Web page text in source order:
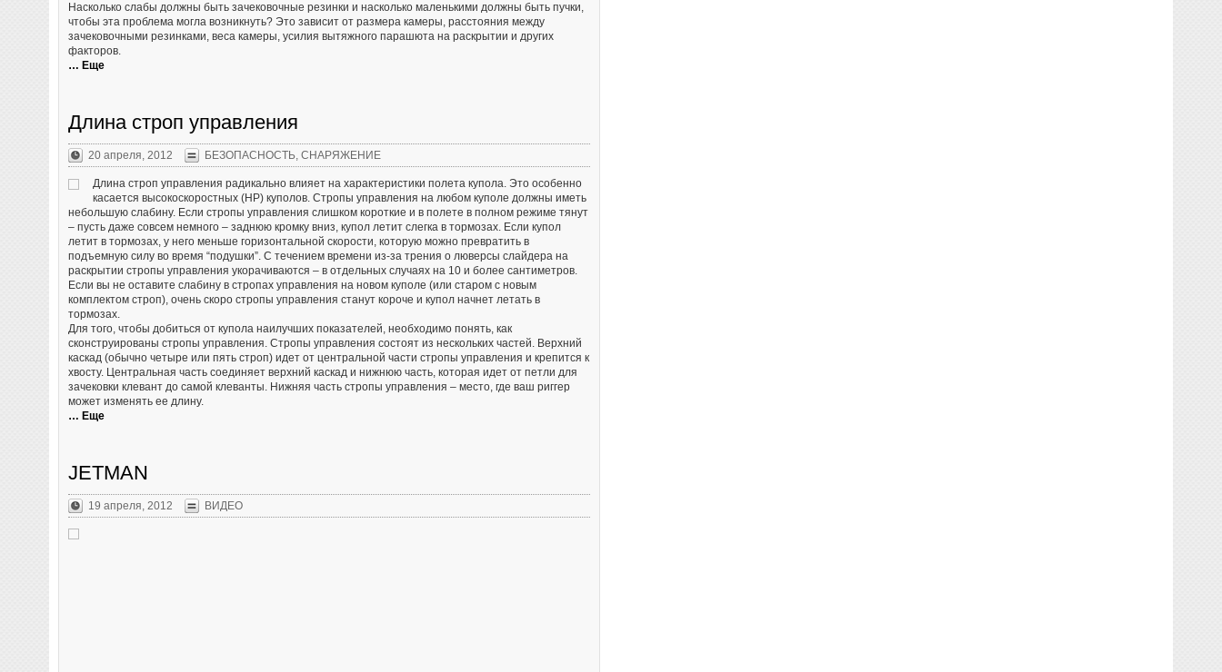
Насколько слабы должны быть зачековочные резинки и насколько маленькими должны быть пучки,
чтобы эта проблема могла возникнуть? Это зависит от размера камеры, расстояния между
зачековочными резинками, веса камеры, усилия вытяжного парашюта на раскрытии и других
факторов.
… Еще
Длина строп управления
20 апреля, 2012 БЕЗОПАСНОСТЬ, СНАРЯЖЕНИЕ
Длина строп управления радикально влияет на характеристики полета купола. Это особенно
касается высокоскоростных (HP) куполов. Стропы управления на любом куполе должны иметь
небольшую слабину. Если стропы управления слишком короткие и в полете в полном режиме тянут
– пусть даже совсем немного – заднюю кромку вниз, купол летит слегка в тормозах. Если купол
летит в тормозах, у него меньше горизонтальной скорости, которую можно превратить в
подъемную силу во время “подушки”. С течением времени из-за трения о люверсы слайдера на
раскрытии стропы управления укорачиваются – в отдельных случаях на 10 и более сантиметров.
Если вы не оставите слабину в стропах управления на новом куполе (или старом с новым
комплектом строп), очень скоро стропы управления станут короче и купол начнет летать в
тормозах.
Для того, чтобы добиться от купола наилучших показателей, необходимо понять, как
сконструированы стропы управления. Стропы управления состоят из нескольких частей. Верхний
каскад (обычно четыре или пять строп) идет от центральной части стропы управления и крепится к
хвосту. Центральная часть соединяет верхний каскад и нижнюю часть, которая идет от петли для
зачековки клевант до самой клеванты. Нижняя часть стропы управления – место, где ваш риггер
может изменять ее длину.
… Еще
JETMAN
19 апреля, 2012 ВИДЕО